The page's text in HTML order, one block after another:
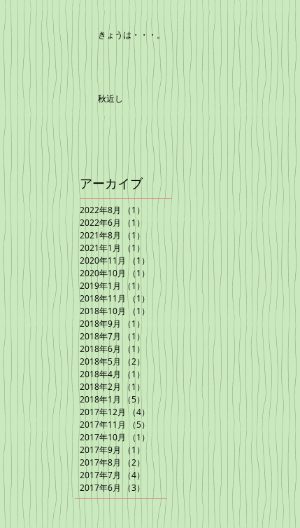
きょうは・・・。
秋近し
アーカイブ
2022年8月 （1）
1件の記事
2022年6月
（1）
1件の記事
2021年8月
（1） 1件の記事
2021年1月
（1）
1件の記事
2020年11月 （1）
1件の記事
2020年10月
（1）
2019年1月
（1）
1件の記事
2018年11月 （1）
1件の記事
2018年10月 （1）
1件の記事
2018年9月
（1）
2018年7月
（1） 1件の記事
2018年6月
（1）
1件の記事
2018年5月
（2） 2件の記事
2018年4月
（1）
1件の記事
2018年2月
（1）
1件の記事
2018年1月
（5）
5件の記事
2017年12月 （4）
4件の記事
2017年11月
（5）
5件の記事
2017年10月
（1）
1件の記事
2017年9月
（1）
1件の記事
2017年8月
（2） 2件の記事
2017年7月
（4）
2017年6月
（3） 3件の記事